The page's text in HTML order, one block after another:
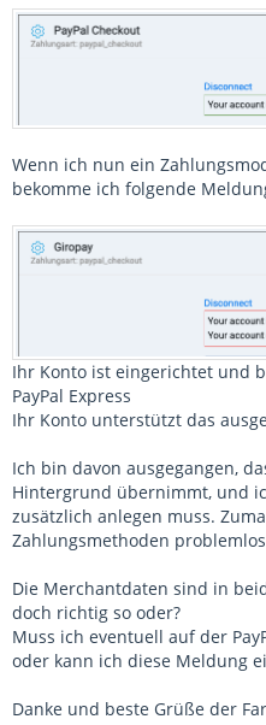
Wenn ich nun ein
bekomme ich folgende
Ihr Konto ist eingerichtet und
PayPal Express
Ihr Konto unterstützt das
Ich bin davon ausgegangen,
Hintergrund übernimmt, und
zusätzlich anlegen muss.
Zahlungsmethoden
Die Merchantdaten sind in
doch richtig so oder?
Muss ich eventuell auf der
oder kann ich diese Meldung
Danke und beste Grüße der